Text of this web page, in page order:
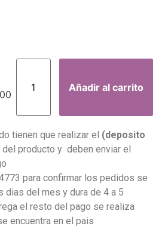
Añadir al carrito
tienen que realizar el (deposito
del producto y deben enviar el
para confirmar los pedidos se
dias del mes y dura de 4 a 5
el resto del pago se realiza
encuentra en el pais